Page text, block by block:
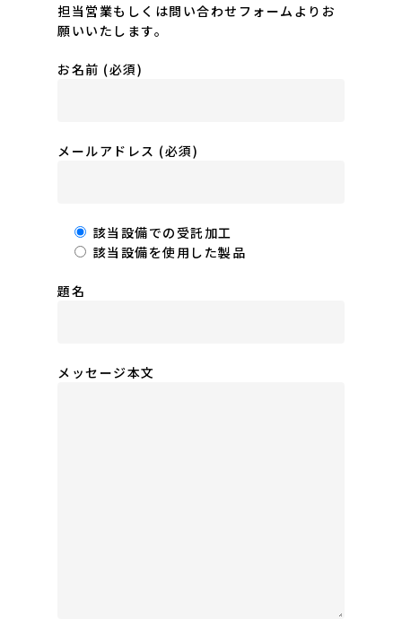
担当営業もしくは問い合わせフォームよりお
願いいたします。
お名前 (必須)
メールアドレス (必須)
該当設備での受託加工
該当設備を使用した製品
題名
メッセージ本文